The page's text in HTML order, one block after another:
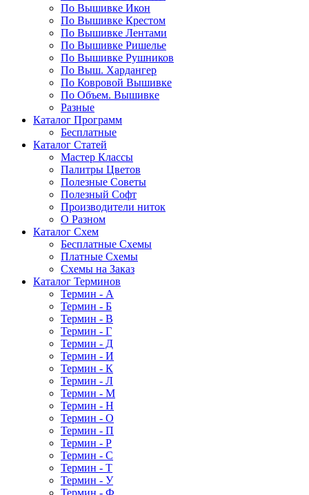
По Вышивке Икон
По Вышивке Крестом
По Вышивке Лентами
По Вышивке Ришелье
По Вышивке Рушников
По Выш. Хардангер
По Ковровой Вышивке
По Объем. Вышивке
Разные
Каталог Программ
Бесплатные
Каталог Статей
Мастер Классы
Палитры Цветов
Полезные Советы
Полезный Софт
Производители ниток
О Разном
Каталог Схем
Бесплатные Схемы
Платные Схемы
Схемы на Заказ
Каталог Терминов
Термин - А
Термин - Б
Термин - В
Термин - Г
Термин - Д
Термин - И
Термин - К
Термин - Л
Термин - М
Термин - Н
Термин - О
Термин - П
Термин - Р
Термин - С
Термин - Т
Термин - У
Термин - Ф